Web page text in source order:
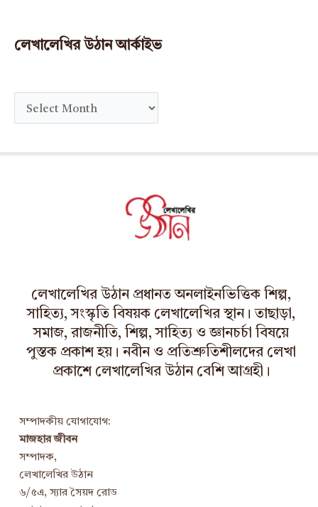
লেখালেখির উঠান আর্কাইভ
r
লেখালেখির উঠান প্রধানত অনলাইনভিত্তিক শিল্প,
সাহিত্য, সংস্কৃতি বিষয়ক লেখালেখির স্থান। তাছাড়া,
সমাজ, রাজনীতি, শিল্প, সাহিত্য ও জ্ঞানচর্চা বিষয়ে
পুস্তক প্রকাশ হয়। নবীন ও প্রতিশ্রুতিশীলদের লেখা
প্রকাশে লেখালেখির উঠান বেশি আগ্রহী।
সম্পাদকীয় যোগাযোগ:
মাজহার জীবন
সম্পাদক,
লেখালেখির উঠান
৬/৫এ, স্যার সৈয়দ রোড